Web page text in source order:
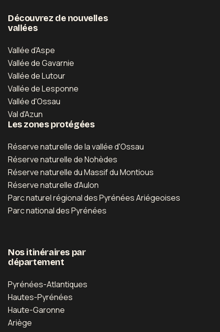
Découvrez de nouvelles
vallées
Vallée d'Aspe
Vallée de Gavarnie
Vallée de Lutour
Vallée de Lesponne
Vallée d'Ossau
Val d'Azun
Les zones protégées
Réserve naturelle de la vallée d'Ossau
Réserve naturelle de Nohèdes
Réserve naturelle du Massif du Montious
Réserve naturelle d'Aulon
Parc naturel régional des Pyrénées Ariégeoises
Parc national des Pyrénées
Nos itinéraires par
département
Pyrénées-Atlantiques
Hautes-Pyrénées
Haute-Garonne
Ariège